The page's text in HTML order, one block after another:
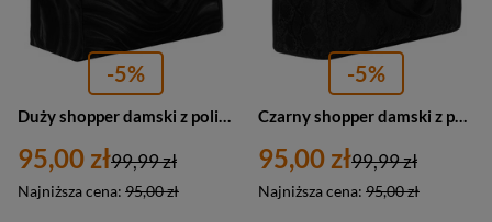
-5%
Duży shopper damski z poliestru w czarnym kolorze pokryty falistym wzorem - Rovicky
95,00 zł
Najniższa cena: 95,00 zł
99,99 zł
-5%
Czarny shopper damski z poliestru zawieszony na wygodnych uchwytach - Rovicky
95,00 zł
Najniższa cena: 95,00 zł
99,99 zł